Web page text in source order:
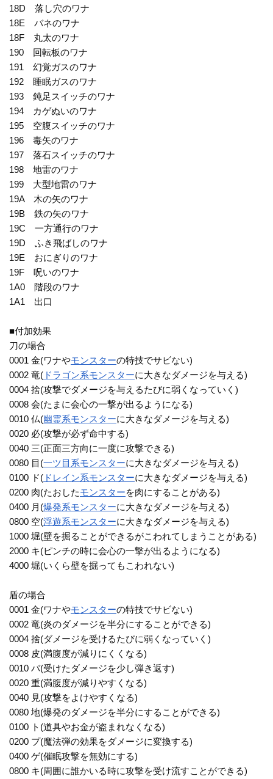
18D 落し穴のワナ
18E バネのワナ
18F 丸太のワナ
190 回転板のワナ
191 幻覚ガスのワナ
192 睡眠ガスのワナ
193 鈍足スイッチのワナ
194 カゲぬいのワナ
195 空腹スイッチのワナ
196 毒矢のワナ
197 落石スイッチのワナ
198 地雷のワナ
199 大型地雷のワナ
19A 木の矢のワナ
19B 鉄の矢のワナ
19C 一方通行のワナ
19D ふき飛ばしのワナ
19E おにぎりのワナ
19F 呪いのワナ
1A0 階段のワナ
1A1 出口
■付加効果
刀の場合
0001 金(ワナやモンスターの特技でサビない)
0002 竜( ドラゴン系モンスターに大きなダメージを与える)
0004 捨(攻撃でダメージを与えるたびに弱くなっていく)
0008 会(たまに会心の一撃が出るようになる)
0010 仏(幽霊系モンスターに大きなダメージを与える)
0020 必(攻撃が必ず命中する)
0040 三(正面三方向に一度に攻撃できる)
0080 目(一ツ目系モンスターに大きなダメージを与える)
0100 ド( ドレイン系モンスターに大きなダメージを与える)
0200 肉(たおしたモンスターを肉にすることがある)
0400 月(爆発系モンスターに大きなダメージを与える)
0800 空(浮遊系モンスターに大きなダメージを与える)
1000 堀(壁を掘ることができるがこわれてしまうことがある)
2000 キ(ピンチの時に会心の一撃が出るようになる)
4000 堀(いくら壁を掘ってもこわれない)
盾の場合
0001 金(ワナやモンスターの特技でサビない)
0002 竜(炎のダメージを半分にすることができる)
0004 捨(ダメージを受けるたびに弱くなっていく)
0008 皮(満腹度が減りにくくなる)
0010 バ(受けたダメージを少し弾き返す)
0020 重(満腹度が減りやすくなる)
0040 見(攻撃をよけやすくなる)
0080 地(爆発のダメージを半分にすることができる)
0100 ト(道具やお金が盗まれなくなる)
0200 プ(魔法弾の効果をダメージに変換する)
0400 ゲ(催眠攻撃を無効にする)
0800 キ(周囲に誰かいる時に攻撃を受け流すことができる)